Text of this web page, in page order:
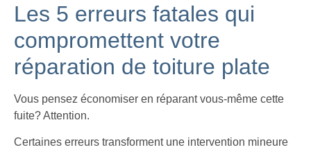
Les 5 erreurs fatales qui
compromettent votre
réparation de toiture plate
Vous pensez économiser en réparant vous-même cette
fuite? Attention.
Certaines erreurs transforment une intervention mineure